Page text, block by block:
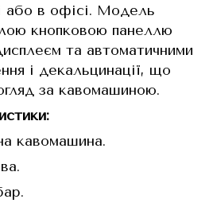
або в офісі. Модель
кнопковою панеллю
та автоматичними
і декальцинації, що
за кавомашиною.
кавомашина.